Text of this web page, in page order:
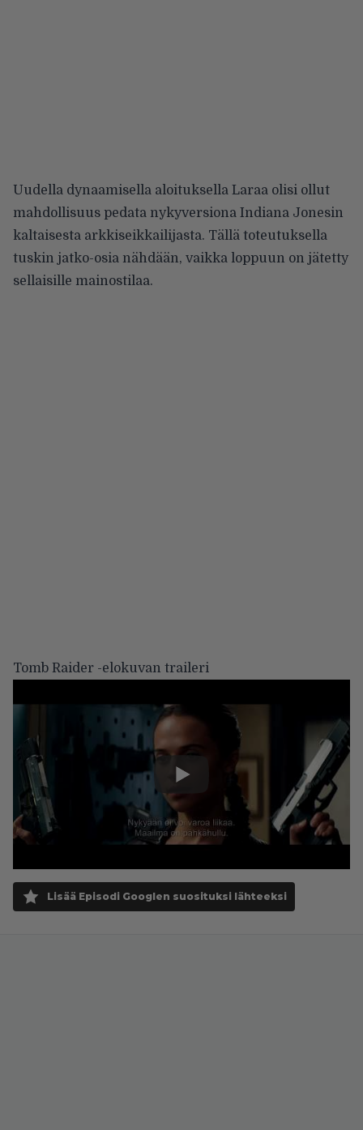
Uudella dynaamisella aloituksella Laraa olisi ollut
mahdollisuus pedata nykyversiona Indiana Jonesin
kaltaisesta arkkiseikkailijasta. Tällä toteutuksella
tuskin jatko-osia nähdään, vaikka loppuun on jätetty
sellaisille mainostilaa.
Tomb Raider -elokuvan traileri
Lisää Episodi Googlen suosituksi lähteeksi